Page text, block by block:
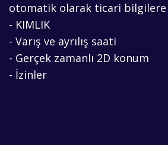
otomatik olarak ticari
- KIMLIK
- Varış ve ayrılış saati
- Gerçek zamanlı 2D konum
- İzinler